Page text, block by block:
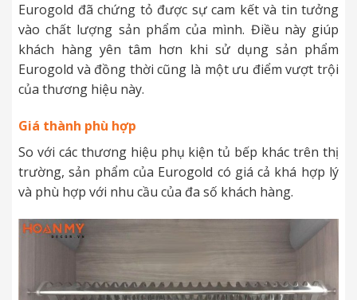
Eurogold đã chứng tỏ được sự cam kết và tin tưởng
vào chất lượng sản phẩm của mình. Điều này giúp
khách hàng yên tâm hơn khi sử dụng sản phẩm
Eurogold và đồng thời cũng là một ưu điểm vượt trội
của thương hiệu này.
Giá thành phù hợp
So với các thương hiệu phụ kiện tủ bếp khác trên thị
trường, sản phẩm của Eurogold có giá cả khá hợp lý
và phù hợp với nhu cầu của đa số khách hàng.